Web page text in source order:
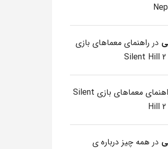
در راهنمای معماهای بازی
Silent Hill 2
راهنمای معماهای بازی Silent
Hill
در همه چیز درباره ی